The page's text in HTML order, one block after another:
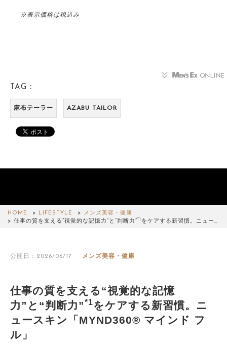
※表示価格は税込み
TAG：
麻布テーラー AZABU TAILOR
HOME LIFESTYLE
メンズ美容・健康
仕事の質を支える“視覚的な記憶力”と“判断力”*1 をケアする新習慣。ニュー…
公開日：2026/06/17 メンズ美容・健康
仕事の質を支える“視覚的な記憶
力”と“判断力”*1をケアする新習慣。ニ
ュースキン「MYND360® マインド フ
ル」